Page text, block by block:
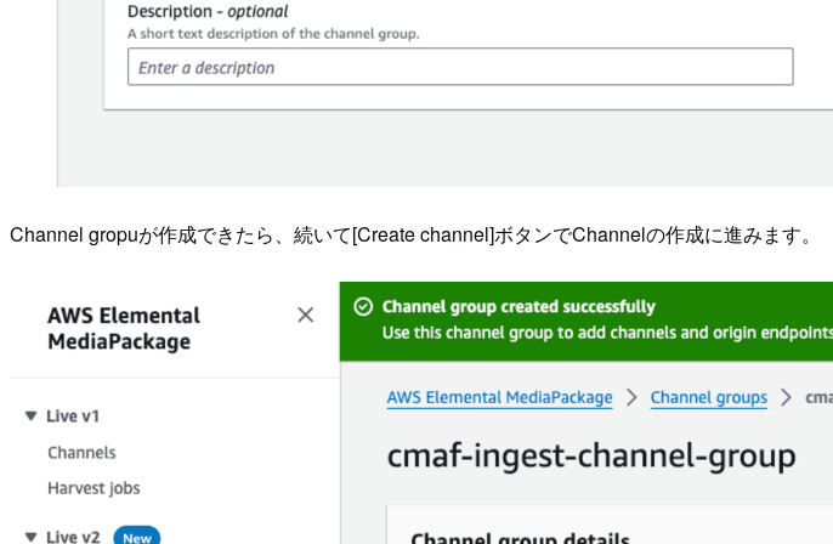
Channel gropuが作成できたら、続いて[Create channel]ボタンでChannelの作成に進みます。